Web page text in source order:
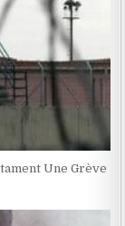
Une Grève